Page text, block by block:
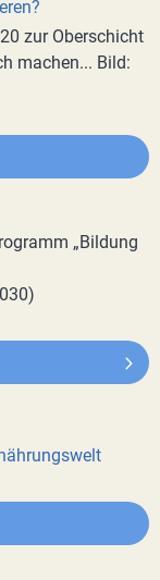
zur Oberschicht
machen... Bild:
„Bildung